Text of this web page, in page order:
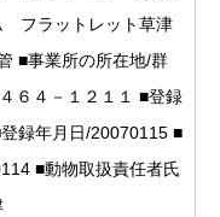
フラットレット草津
■事業所の所在地/群
６４－１２１１ ■登録
録年月日/20070115 ■
■動物取扱責任者氏